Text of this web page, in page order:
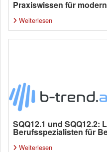
Praxiswissen für
Weiterlesen
SQQ12.1 und SQQ12.2:
Berufsspezialisten für
Weiterlesen